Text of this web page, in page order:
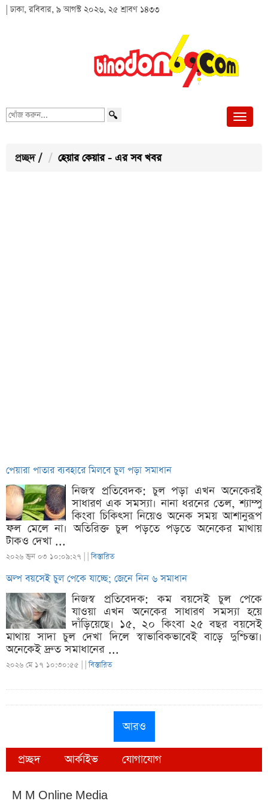
| ঢাকা, রবিবার, ৯ আগস্ট ২০২৬, ২৫ শ্রাবণ ১৪৩৩
খোঁজ
প্রচ্ছদ / হেয়ার কেয়ার - এর সব খবর
পেয়ারা পাতার ব্যবহারে মিলবে চুল পড়া সমাধান
নিজস্ব প্রতিবেদক: চুল পড়া এখন অনেকেরই
সাধারণ এক সমস্যা। নানা ধরনের তেল, শ্যাম্পু
কিংবা চিকিৎসা নিয়েও অনেক সময় আশানুরূপ
ফল মেলে না। অতিরিক্ত চুল পড়তে পড়তে অনেকের মাথায়
টাকও দেখা ...
২০২৬ জুন ০৩ ১০:০৯:২৭ | |বিস্তারিত
অল্প বয়সেই চুল পেকে যাচ্ছে; জেনে নিন ৬ সমাধান
নিজস্ব প্রতিবেদক: কম বয়সেই চুল পেকে
যাওয়া এখন অনেকের সাধারণ সমস্যা হয়ে
দাঁড়িয়েছে। ১৫, ২০ কিংবা ২৫ বছর বয়সেই
মাথায় সাদা চুল দেখা দিলে স্বাভাবিকভাবেই বাড়ে দুশ্চিন্তা।
অনেকেই দ্রুত সমাধানের ...
২০২৬ মে ১৭ ১০:৩০:৫৫ | |বিস্তারিত
আরও
প্রচ্ছদ আর্কাইভ যোগাযোগ
M M Online Media